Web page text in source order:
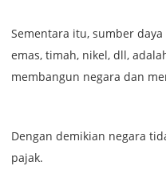
Sementara itu, sumber
emas, timah, nikel, dll,
membangun negara dan
Dengan demikian negara
pajak.